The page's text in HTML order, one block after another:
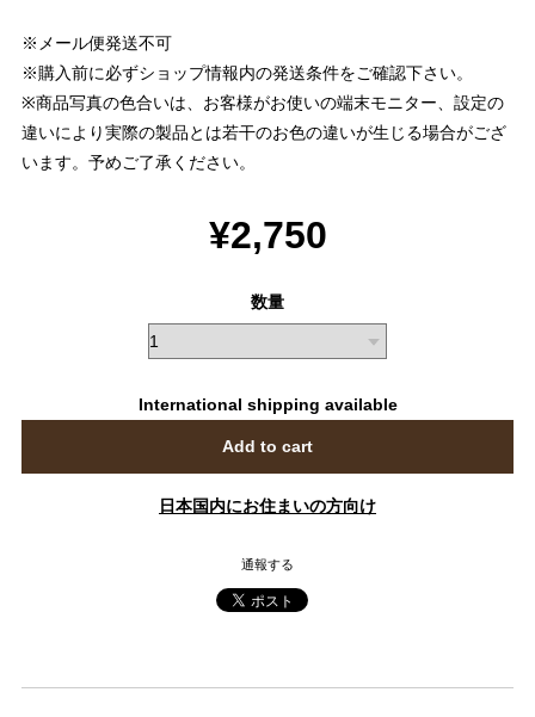
※メール便発送不可
※購入前に必ずショップ情報内の発送条件をご確認下さい。
※商品写真の色合いは、お客様がお使いの端末モニター、設定の
違いにより実際の製品とは若干のお色の違いが生じる場合がござ
います。予めご了承ください。
¥2,750
数量
International shipping available
Add to cart
日本国内にお住まいの方向け
通報する